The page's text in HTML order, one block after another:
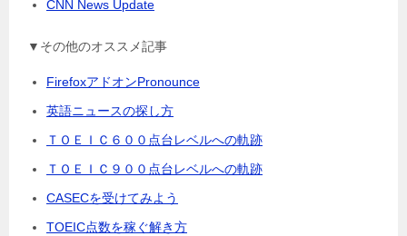
CNN News Update
▼その他のオススメ記事
FirefoxアドオンPronounce
英語ニュースの探し方
ＴＯＥＩＣ６００点台レベルへの軌跡
ＴＯＥＩＣ９００点台レベルへの軌跡
CASECを受けてみよう
TOEIC点数を稼ぐ解き方